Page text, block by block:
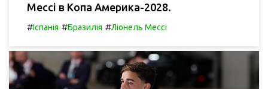
Мессі в Копа Америка-2028.
#Іспанія #Бразилія #Ліонель Мессі